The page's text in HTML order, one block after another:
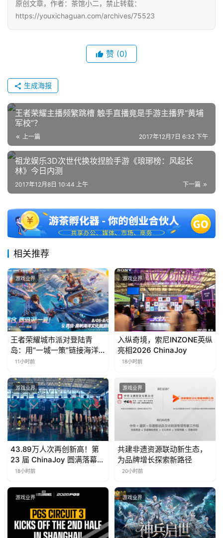
站
中
国
原创文章，作者：茶馆小二，禁止转载：
https://youxichaguan.com/archives/75523
赞 (0)
生成海报
王者荣耀主播频繁跳槽 触手直播竟是手游主播界“黄埔
军校”？
上一篇 2017年12月7日 6:32 下午
祖龙娱乐3D次世代换妆捏脸手游《琅琊榜：风起长
林》今日内测
下一篇
2017年12月8日 10:44 上午
相关推荐
游戏业界
王者荣耀城市派对登陆青
岛：用“一城一策”链接海洋
场景，以双向奔赴带动夏日
11小时前
游戏业界
入纵奇境，索尼INZONE英纵
亮相2026 ChinaJoy
18小时前
游戏业界
43.89万人次再创新高！第
23 届 ChinaJoy 圆满落幕：
感谢有你，共赴这场“与 AI
18小时前
游戏业界
共建非遗资源联动新生态，
为品牌增长探索新路径
20小时前
游戏业界 游戏业界